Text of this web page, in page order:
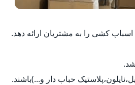
کشی را به مشتریان ارائه دهد.
حباب دار و...)باشند.